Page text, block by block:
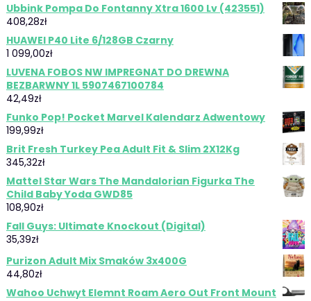
Ubbink Pompa Do Fontanny Xtra 1600 Lv (423551)
408,28zł
HUAWEI P40 Lite 6/128GB Czarny
1 099,00zł
LUVENA FOBOS NW IMPREGNAT DO DREWNA
BEZBARWNY 1L 5907467100784
42,49zł
Funko Pop! Pocket Marvel Kalendarz Adwentowy
199,99zł
Brit Fresh Turkey Pea Adult Fit & Slim 2X12Kg
345,32zł
Mattel Star Wars The Mandalorian Figurka The
Child Baby Yoda GWD85
108,90zł
Fall Guys: Ultimate Knockout (Digital)
35,39zł
Purizon Adult Mix Smaków 3x400G
44,80zł
Wahoo Uchwyt Elemnt Roam Aero Out Front Mount